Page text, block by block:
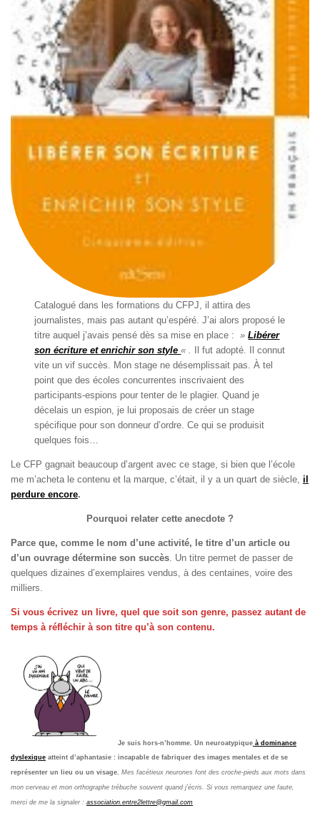
Catalogué dans les formations du CFPJ, il attira des
journalistes, mais pas autant qu’espéré. J’ai alors proposé le
titre auquel j’avais pensé dès sa mise en place : »Libérer
son écriture et enrichir son style« .
Il fut adopté. Il connut
vite un vif succès. Mon stage ne désemplissait pas. À tel
point que des écoles concurrentes inscrivaient des
participants-espions pour tenter de le plagier. Quand je
décelais un espion, je lui proposais de créer un stage
spécifique pour son donneur d’ordre. Ce qui se produisit
quelques fois…
Le CFP gagnait beaucoup d’argent avec ce stage, si bien que l’école
me m’acheta le contenu et la marque, c’était, il y a un quart de siècle, il
perdure encore.
Pourquoi relater cette anecdote ?
Parce que, comme le nom d’une activité, le titre d’un article ou
d’un ouvrage détermine son succès. Un titre permet de passer de
quelques dizaines d’exemplaires vendus, à des centaines, voire des
milliers.
Si vous écrivez un livre, quel que soit son genre, passez autant de
temps à réfléchir à son titre qu’à son contenu.
Je suis hors-n’homme. Un neuroatypique à dominance
dyslexique atteint d’aphantasie : incapable de fabriquer des images mentales et de se
représenter un lieu ou un visage. Mes facétieux neurones font des croche-pieds aux mots dans
mon cerveau et mon orthographe trébuche souvent quand j’écris. Si vous remarquez une faute,
merci de me la signaler : association.entre2lettre@gmail.com